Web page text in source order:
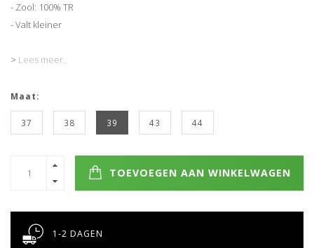
- Zool: 100% TR
- Valt kleiner
> Lees meer..
Maat:
37 38 39 43 44
TOEVOEGEN AAN WINKELWAGEN
1-2 DAGEN